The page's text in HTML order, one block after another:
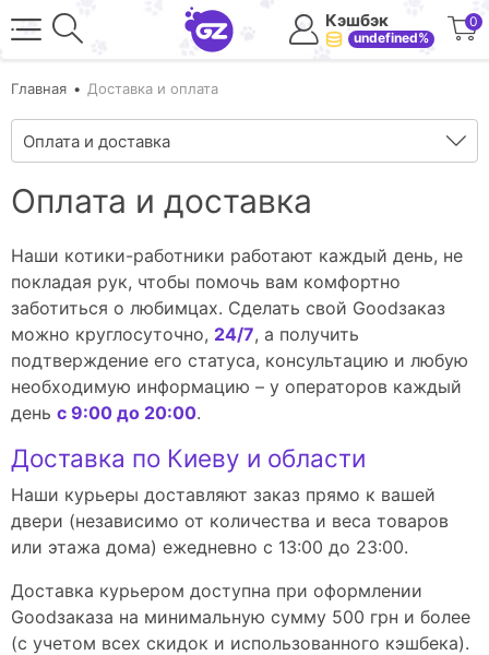
Кэшбэк
undefined%
0
Главная Доставка и оплата
Оплата и доставка
Оплата и доставка
Наши котики-работники работают каждый день, не
покладая рук, чтобы помочь вам комфортно
заботиться о любимцах. Сделать свой Goodзаказ
можно круглосуточно, 24/7, а получить
подтверждение его статуса, консультацию и любую
необходимую информацию – у операторов каждый
день с 9:00 до 20:00.
Доставка по Киеву и области
Наши курьеры доставляют заказ прямо к вашей
двери (независимо от количества и веса товаров
или этажа дома) ежедневно с 13:00 до 23:00.
Доставка курьером доступна при оформлении
Goodзаказа на минимальную сумму 500 грн и более
(с учетом всех скидок и использованного кэшбека).